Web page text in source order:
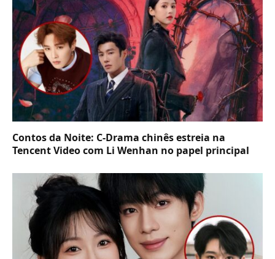
Contos da Noite: C-Drama chinês estreia na
Tencent Video com Li Wenhan no papel principal